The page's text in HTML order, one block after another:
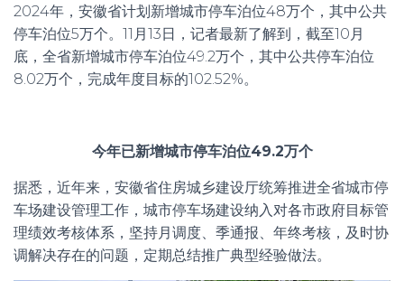
2024年，安徽省计划新增城市停车泊位48万个，其中公共
停车泊位5万个。11月13日，记者最新了解到，截至10月
底，全省新增城市停车泊位49.2万个，其中公共停车泊位
8.02万个，完成年度目标的102.52%。
今年已新增城市停车泊位49.2万个
据悉，近年来，安徽省住房城乡建设厅统筹推进全省城市停
车场建设管理工作，城市停车场建设纳入对各市政府目标管
理绩效考核体系，坚持月调度、季通报、年终考核，及时协
调解决存在的问题，定期总结推广典型经验做法。